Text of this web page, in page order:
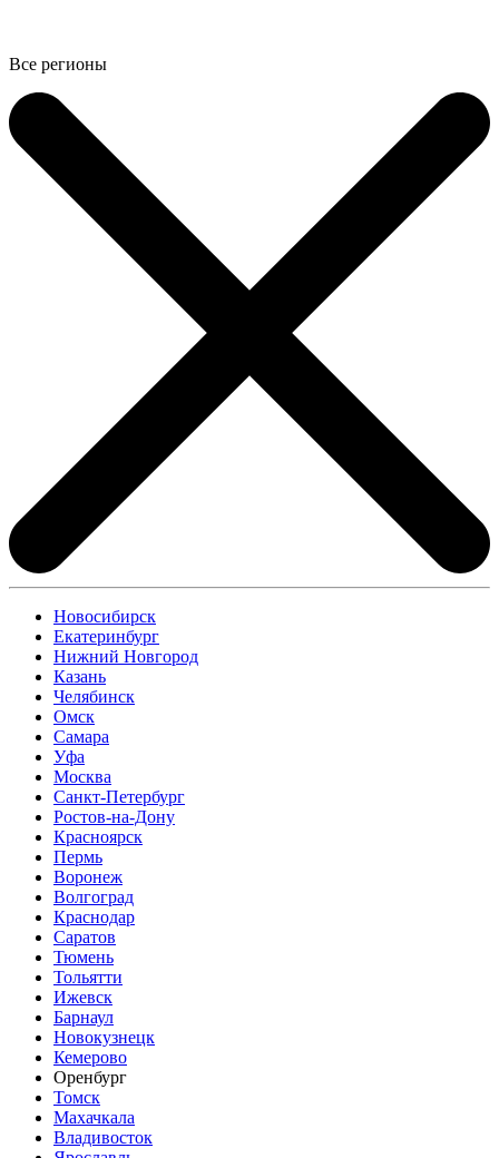
Все регионы
Новосибирск
Екатеринбург
Нижний Новгород
Казань
Челябинск
Омск
Самара
Уфа
Москва
Санкт-Петербург
Ростов-на-Дону
Красноярск
Пермь
Воронеж
Волгоград
Краснодар
Саратов
Тюмень
Тольятти
Ижевск
Барнаул
Новокузнецк
Кемерово
Оренбург
Томск
Махачкала
Владивосток